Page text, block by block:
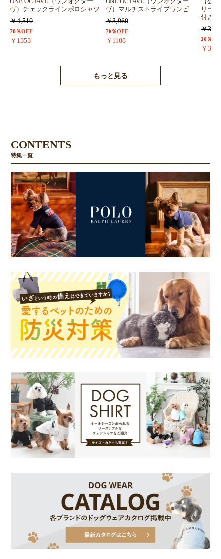
ONE OCTAVE（ワンオクター
ヴ）チェックラインポロシャツ
￥4,510
70％OFF
￥1353
ONE OCTAVE（ワンオクター
ヴ）マルチストライプワンピ
￥3,960
70％OFF
￥1188
【公
リー
付き
￥
20％
￥
もっと見る
CONTENTS
特集一覧